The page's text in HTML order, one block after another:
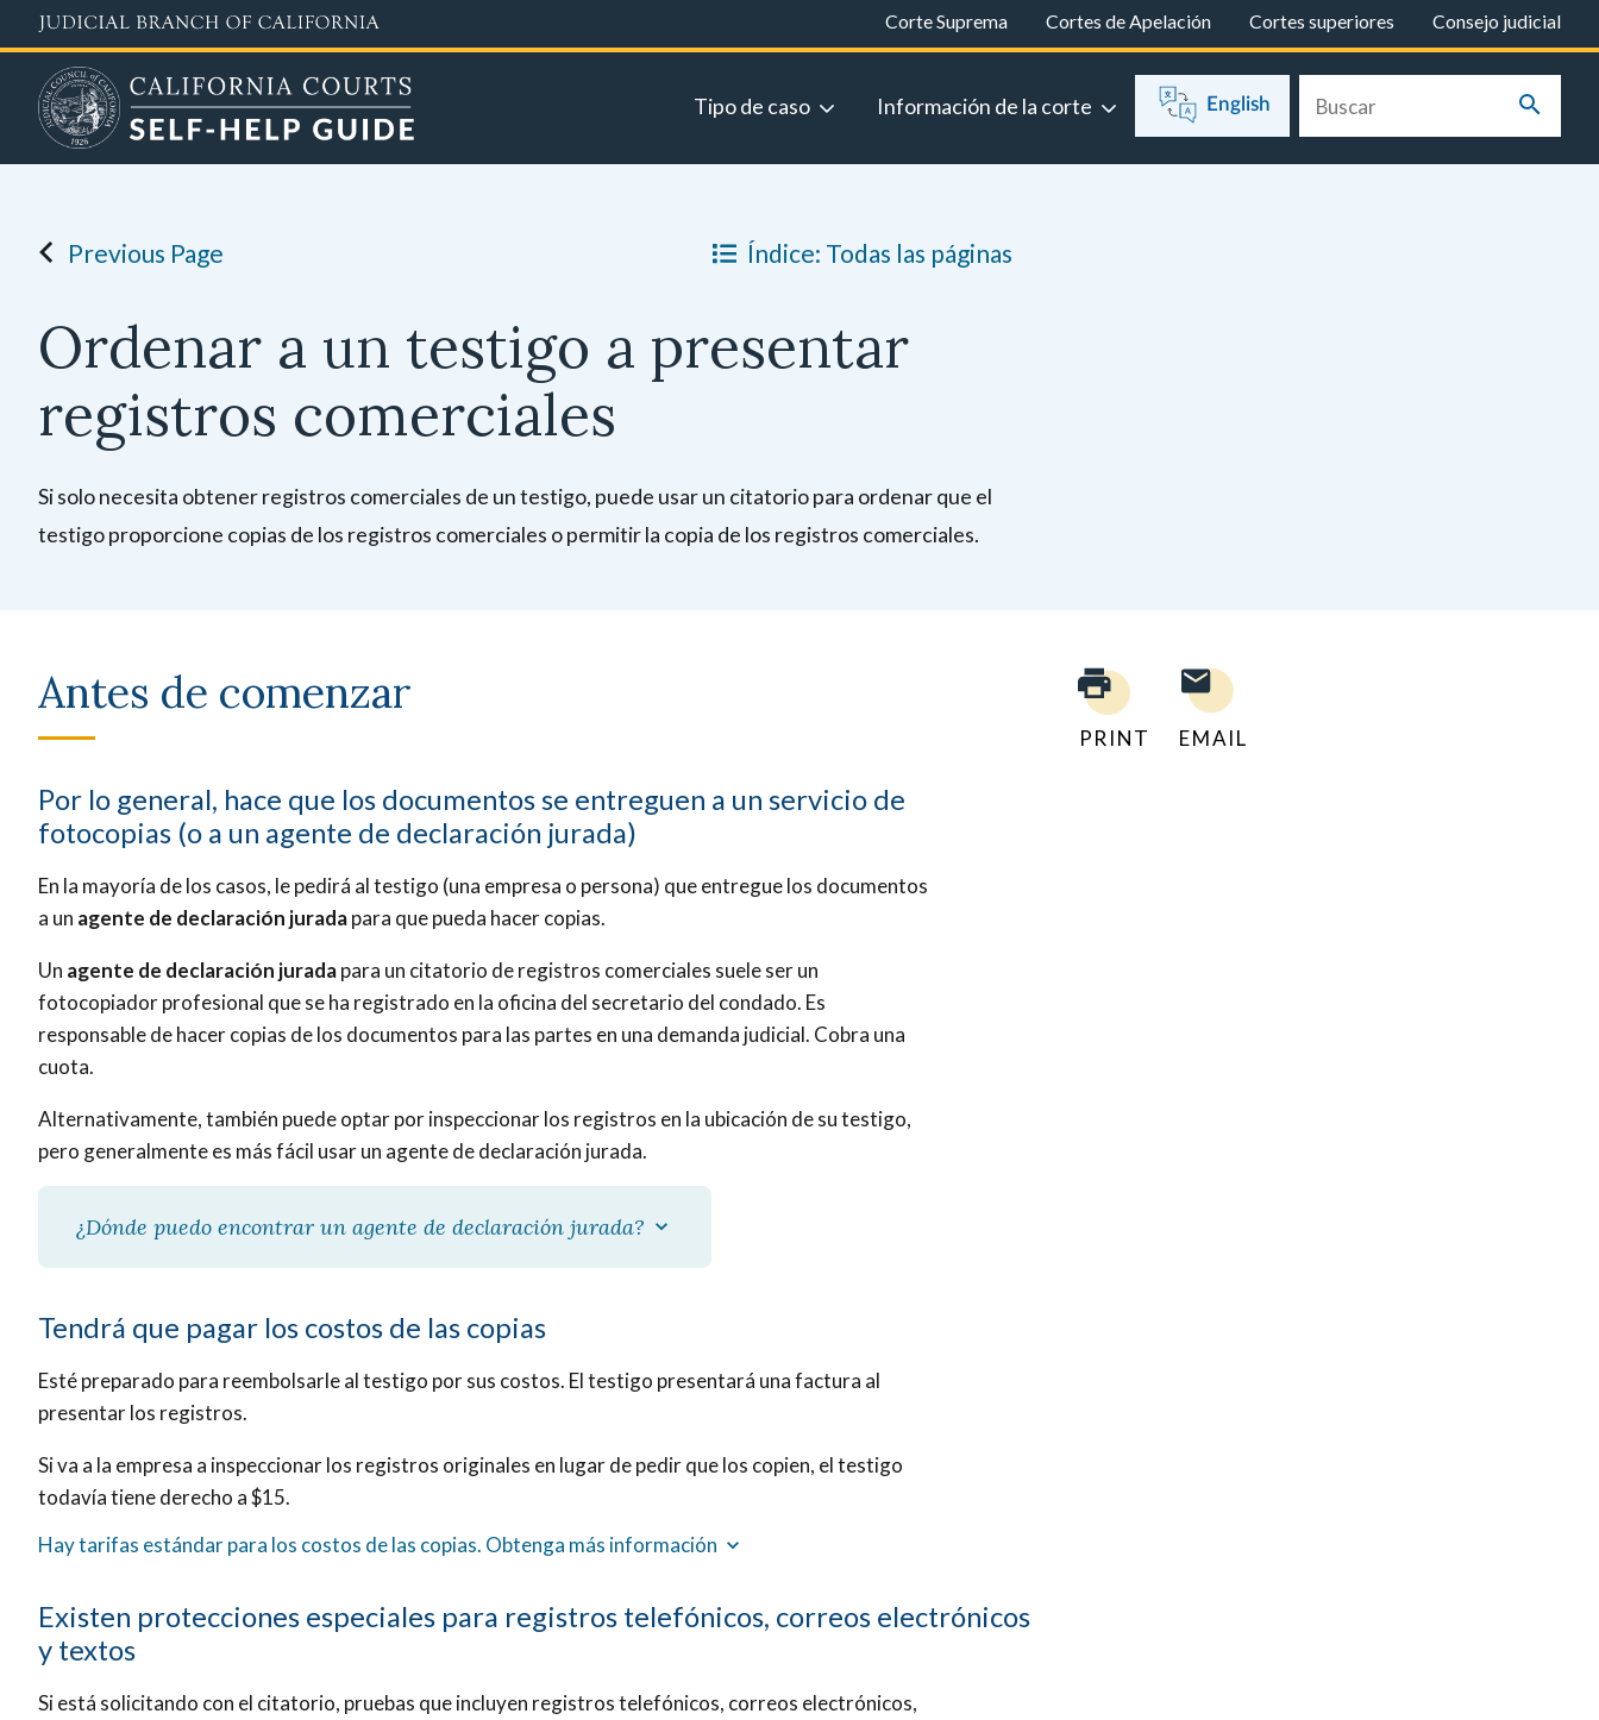
to
content
Corte Suprema Cortes de Apelación Cortes superiores Consejo judicial
Tipo de caso Información de la corte English
Previous Page Índice: Todas las páginas
Ordenar a un testigo a presentar
registros comerciales
Si solo necesita obtener registros comerciales de un testigo, puede usar un citatorio para ordenar que el
testigo proporcione copias de los registros comerciales o permitir la copia de los registros comerciales.
PRINT EMAIL
Antes de comenzar
Por lo general, hace que los documentos se entreguen a un servicio de
fotocopias (o a un agente de declaración jurada)
En la mayoría de los casos, le pedirá al testigo (una empresa o persona) que entregue los documentos
a un agente de declaración juradapara que pueda hacer copias.
Un agente de declaración juradapara un citatorio de registros comerciales suele ser un
fotocopiador profesional que se ha registrado en la oficina del secretario del condado. Es
responsable de hacer copias de los documentos para las partes en una demanda judicial. Cobra una
cuota.
Alternativamente, también puede optar por inspeccionar los registros en la ubicación de su testigo,
pero generalmente es más fácil usar un agente de declaración jurada.
¿Dónde puedo encontrar un agente de declaración jurada?
Tendrá que pagar los costos de las copias
Esté preparado para reembolsarle al testigo por sus costos. El testigo presentará una factura al
presentar los registros.
Si va a la empresa a inspeccionar los registros originales en lugar de pedir que los copien, el testigo
todavía tiene derecho a $15.
Hay tarifas estándar para los costos de las copias. Obtenga más información
Existen protecciones especiales para registros telefónicos, correos electrónicos
y textos
Si está solicitando con el citatorio, pruebas que incluyen registros telefónicos, correos electrónicos,